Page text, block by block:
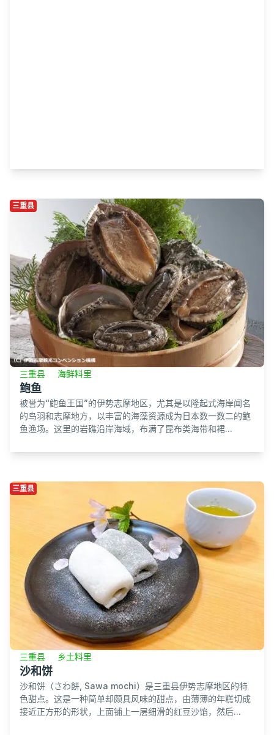
三重县
三重县 海鲜料里
鲍鱼
被誉为“鲍鱼王国”的伊势志摩地区，尤其是以隆起式海岸闻名
的鸟羽和志摩地方，以丰富的海藻资源成为日本数一数二的鲍
鱼渔场。这里的岩礁沿岸海域，布满了昆布类海带和裙...
三重县
三重县 乡土料里
沙和饼
沙和饼（さわ餅, Sawa mochi）是三重县伊势志摩地区的特
色甜点。这是一种简单却颇具风味的甜点，由薄薄的年糕切成
接近正方形的形状，上面铺上一层细滑的红豆沙馅，然后...